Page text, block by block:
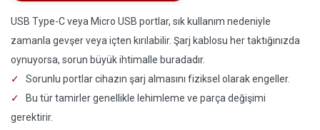
USB Type-C veya Micro USB portlar, sık kullanım nedeniyle
zamanla gevşer veya içten kırılabilir. Şarj kablosu her taktığınızda
oynuyorsa, sorun büyük ihtimalle buradadır.
Sorunlu portlar cihazın şarj almasını fiziksel olarak engeller.
Bu tür tamirler genellikle lehimleme ve parça değişimi
gerektirir.